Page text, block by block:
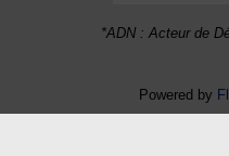
*ADN : Acteur de
Powered by